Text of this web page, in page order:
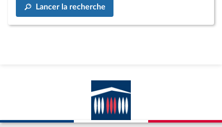
Lancer la recherche